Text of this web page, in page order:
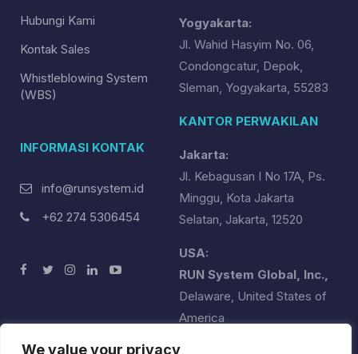
We value your privacy
Hubungi Kami
Kontak Sales
Whistleblowing System
(WBS)
INFORMASI KONTAK
info@runsystem.id
+62 274 5306454
Yogyakarta:
Jl. Wahid Hasyim No. 06,
Condongcatur, Depok,
Sleman, Yogyakarta, 55283
KANTOR PERWAKILAN
Jakarta:
Jl. Kebagusan I No 17A, Ps.
Minggu, Kota Jakarta
Selatan, Jakarta, 12520
USA:
RUN System Global, Inc.,
Delaware, United States of
America